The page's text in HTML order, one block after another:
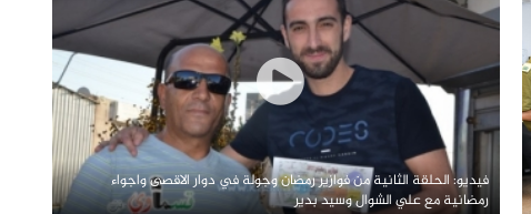
فيديو: الحلقة الثانية من فوازير رمضان وجولة في دوار الاقصى واجواء
رمضانية مع علي الشوال وسيد بدير